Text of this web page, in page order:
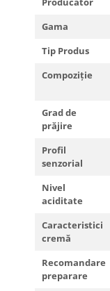
Gama
Tip Produs
Compoziție
Grad de
prăjire
Profil
senzorial
Nivel
aciditate
Caracteristici
cremă
Recomandare
preparare